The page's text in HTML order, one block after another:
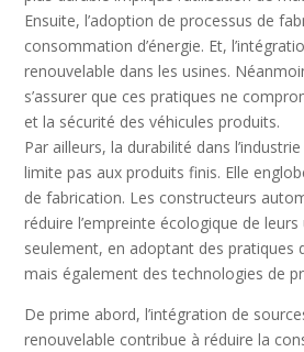
Ensuite, l’adoption de processus de
consommation d’énergie. Et,
renouvelable dans les usines.
s’assurer que ces pratiques ne
et la sécurité des véhicules produits.
Par ailleurs, la durabilité dans
limite pas aux produits finis. Elle
de fabrication. Les constructeurs
réduire l’empreinte écologique de leurs
seulement, en adoptant des pratiques
mais également des technologies de
De prime abord, l’intégration de
renouvelable contribue à réduire la